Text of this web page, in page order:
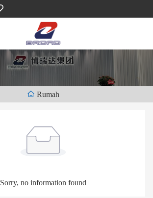
Rumah
Sorry, no information found